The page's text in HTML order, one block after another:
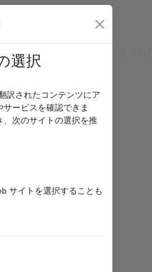
選択
訳されたコンテンツにア
ービスを確認できま
次のサイトの選択を推
サイトを選択することも